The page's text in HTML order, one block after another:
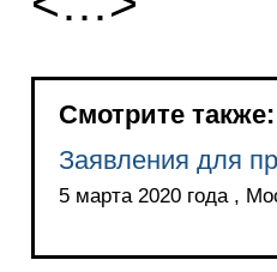
Смотрите также:
Заявления для
5 марта 2020 года ,